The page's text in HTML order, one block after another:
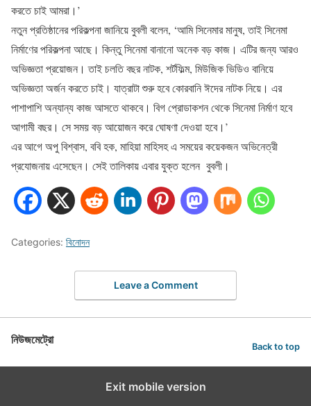
করতে চাই আমরা।’
নতুন প্রতিষ্ঠানের পরিকল্পনা জানিয়ে বুবলী বলেন, ‘আমি সিনেমার মানুষ, তাই সিনেমা
নির্মাণের পরিকল্পনা আছে। কিন্তু সিনেমা বানানো অনেক বড় কাজ। এটির জন্য আরও
অভিজ্ঞতা প্রয়োজন। তাই চলতি বছর নাটক, শর্টফিল্ম, মিউজিক ভিডিও বানিয়ে
অভিজ্ঞতা অর্জন করতে চাই। যাত্রাটা শুরু হবে কোরবানি ঈদের নাটক নিয়ে। এর
পাশাপাশি অন্যান্য কাজ আসতে থাকবে। বিগ প্রোডাকশন থেকে সিনেমা নির্মাণ হবে
আগামী বছর। সে সময় বড় আয়োজন করে ঘোষণা দেওয়া হবে।’
এর আগে অপু বিশ্বাস, ববি হক, মাহিয়া মাহিসহ এ সময়ের কয়েকজন অভিনেত্রী
প্রযোজনায় এসেছেন। সেই তালিকায় এবার যুক্ত হলেন বুবলী।
Categories: বিনোদন
Leave a Comment
নিউজমেট্রো Back to top
Exit mobile version